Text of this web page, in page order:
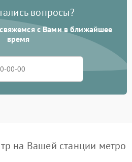
вопросы?
с Вами в ближайшее
время
на Вашей станции метро